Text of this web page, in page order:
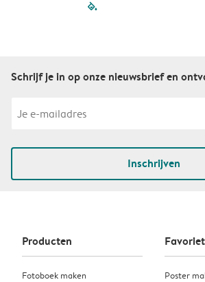
filled-
Schrijf je in op onze nieuwsbrief en
Inschrijven
Producten
Fotoboek maken
Poster